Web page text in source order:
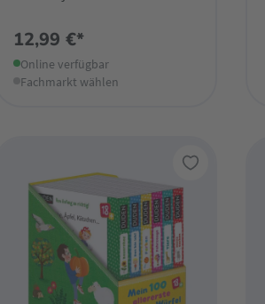
12,99 €*
Online verfügbar
Fachmarkt wählen